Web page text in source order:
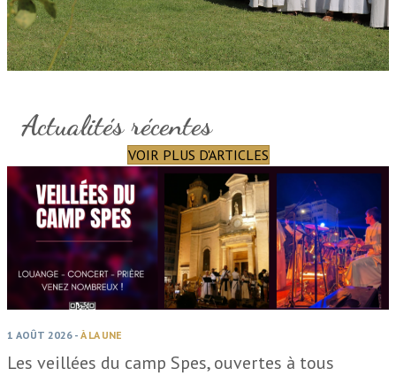
Actualités récentes
VOIR PLUS D'ARTICLES
1 AOÛT 2026 - À LA UNE
Les veillées du camp Spes, ouvertes à tous